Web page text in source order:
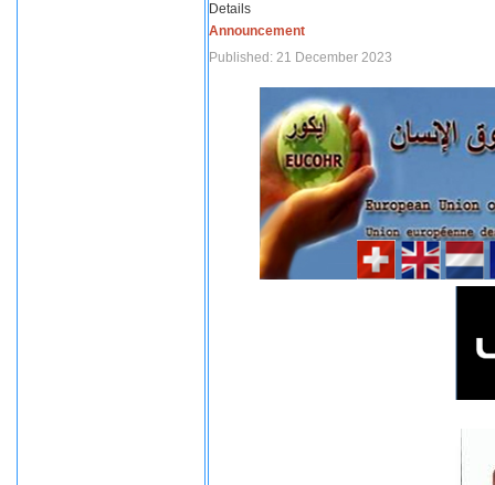
Details
Announcement
Published: 21 December 2023